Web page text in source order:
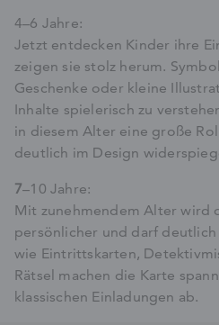
4–6 Jahre:
Jetzt entdecken Kinder ihre
zeigen sie stolz herum.
Geschenke oder kleine
Inhalte spielerisch zu
in diesem Alter eine große
deutlich im Design
7–10 Jahre:
Mit zunehmendem Alter wird
persönlicher und darf
wie Eintrittskarten,
Rätsel machen die Karte
klassischen Einladungen ab.